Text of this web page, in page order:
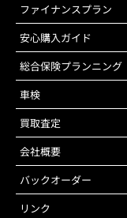
ファイナンスプラン
安心購入ガイド
総合保険プランニング
車検
買取査定
会社概要
バックオーダー
リンク